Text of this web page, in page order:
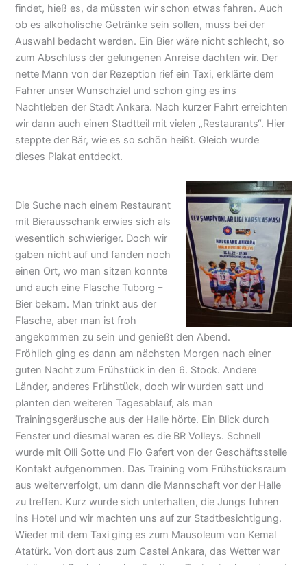
findet, hieß es, da müssten wir schon etwas fahren. Auch
ob es alkoholische Getränke sein sollen, muss bei der
Auswahl bedacht werden. Ein Bier wäre nicht schlecht, so
zum Abschluss der gelungenen Anreise dachten wir. Der
nette Mann von der Rezeption rief ein Taxi, erklärte dem
Fahrer unser Wunschziel und schon ging es ins
Nachtleben der Stadt Ankara. Nach kurzer Fahrt erreichten
wir dann auch einen Stadtteil mit vielen „Restaurants“. Hier
steppte der Bär, wie es so schön heißt. Gleich wurde
dieses Plakat entdeckt.
Die Suche nach einem Restaurant
mit Bierausschank erwies sich als
wesentlich schwieriger. Doch wir
gaben nicht auf und fanden noch
einen Ort, wo man sitzen konnte
und auch eine Flasche Tuborg –
Bier bekam. Man trinkt aus der
Flasche, aber man ist froh
angekommen zu sein und genießt den Abend.
Fröhlich ging es dann am nächsten Morgen nach einer
guten Nacht zum Frühstück in den 6. Stock. Andere
Länder, anderes Frühstück, doch wir wurden satt und
planten den weiteren Tagesablauf, als man
Trainingsgeräusche aus der Halle hörte. Ein Blick durch
Fenster und diesmal waren es die BR Volleys. Schnell
wurde mit Olli Sotte und Flo Gafert von der Geschäftsstelle
Kontakt aufgenommen. Das Training vom Frühstücksraum
aus weiterverfolgt, um dann die Mannschaft vor der Halle
zu treffen. Kurz wurde sich unterhalten, die Jungs fuhren
ins Hotel und wir machten uns auf zur Stadtbesichtigung.
Wieder mit dem Taxi ging es zum Mausoleum von Kemal
Atatürk. Von dort aus zum Castel Ankara, das Wetter war